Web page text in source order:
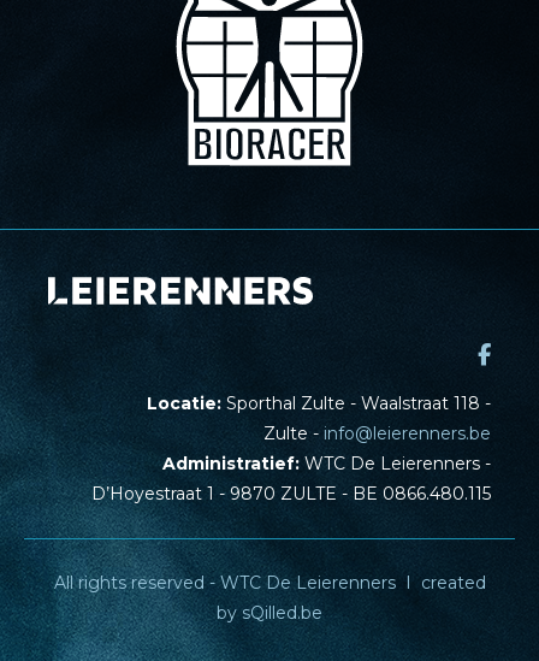
Locatie: Sporthal Zulte - Waalstraat 118 -
Zulte - info@leierenners.be
Administratief: WTC De Leierenners -
D’Hoyestraat 1 - 9870 ZULTE - BE 0866.480.115
All rights reserved - WTC De Leierenners I created
by sQilled.be